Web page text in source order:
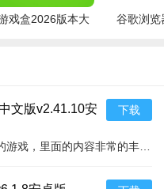
欢的音乐资源。
，打开app，如图所示。
看到热门的歌曲资源。
戏盒2026版本大
谷歌浏览
文版v2.41.10安
下载